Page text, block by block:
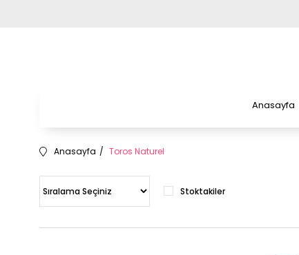
Anasayfa
Anasayfa Toros Naturel
Stoktakiler